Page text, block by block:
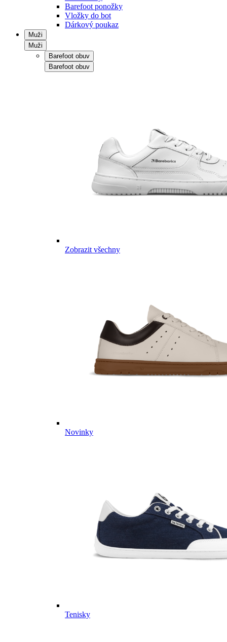
Barefoot ponožky
Vložky do bot
Dárkový poukaz
Muži
Muži
Barefoot obuv
Barefoot obuv
Zobrazit všechny
Novinky
Tenisky